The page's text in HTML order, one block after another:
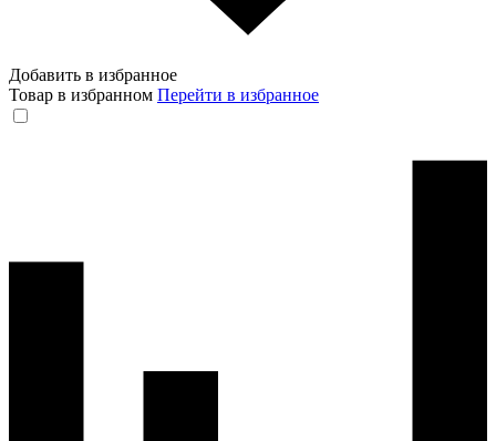
Добавить в избранное
Товар в избранном Перейти в избранное